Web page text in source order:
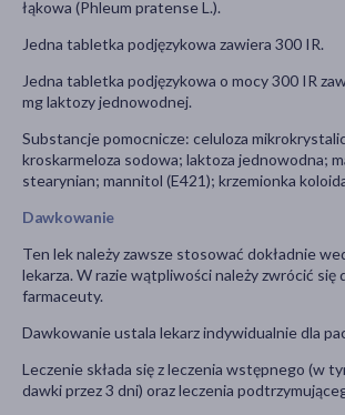
łąkowa (Phleum pratense L.).
Jedna tabletka podjęzykowa zawiera 300 IR.
Jedna tabletka podjęzykowa o mocy 300 IR
mg laktozy jednowodnej.
Substancje pomocnicze: celuloza
kroskarmeloza sodowa; laktoza jednowodna;
stearynian; mannitol (E421); krzemionka
Dawkowanie
Ten lek należy zawsze stosować dokładnie
lekarza. W razie wątpliwości należy zwrócić się
farmaceuty.
Dawkowanie ustala lekarz indywidualnie dla
Leczenie składa się z leczenia wstępnego (w
dawki przez 3 dni) oraz leczenia